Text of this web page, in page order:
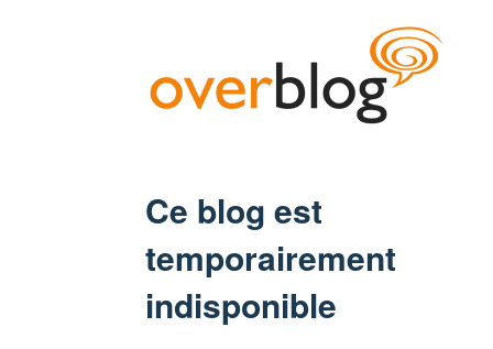
Ce blog est
temporairement
indisponible